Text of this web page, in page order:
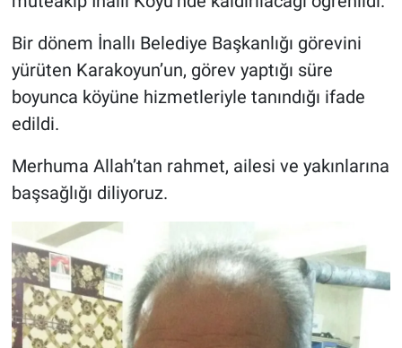
Bir dönem İnallı Belediye Başkanlığı görevini
yürüten Karakoyun’un, görev yaptığı süre
boyunca köyüne hizmetleriyle tanındığı ifade
edildi.
Merhuma Allah’tan rahmet, ailesi ve yakınlarına
başsağlığı diliyoruz.
Genel
Asayiş
Kültür - Sanat
Magazin
Çevre
Haberde İnsan